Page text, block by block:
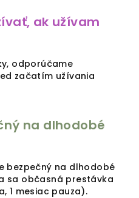
ak užívam
odporúčame
začatím užívania
na dlhodobé
bezpečný na dlhodobé
sa občasná prestávka
1 mesiac pauza).